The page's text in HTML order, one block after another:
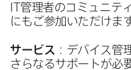
IT管理者の​コミュニテ
にも​ご参加いただけます
サービス
：デバイス管
さらなる​サポートが​必